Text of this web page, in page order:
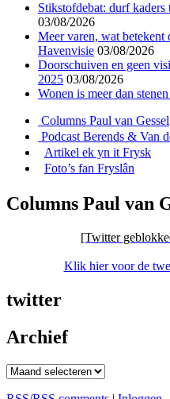
Stikstofdebat: durf kaders
03/08/2026
Meer varen, wat betekent
Havenvisie 03/08/2026
Doorschuiven en geen
2025 03/08/2026
Wonen is meer dan
Columns Paul van Gessel
Podcast Berends & Van
Artikel ek yn it Frysk
Foto’s fan Fryslân
Columns Paul van
[Twitter
Klik hier voor de
twitter
Archief
Archief